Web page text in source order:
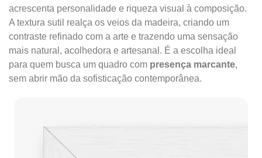
acrescenta personalidade e riqueza visual à composição.
A textura sutil realça os veios da madeira, criando um
contraste refinado com a arte e trazendo uma sensação
mais natural, acolhedora e artesanal. É a escolha ideal
para quem busca um quadro com presença marcante,
sem abrir mão da sofisticação contemporânea.